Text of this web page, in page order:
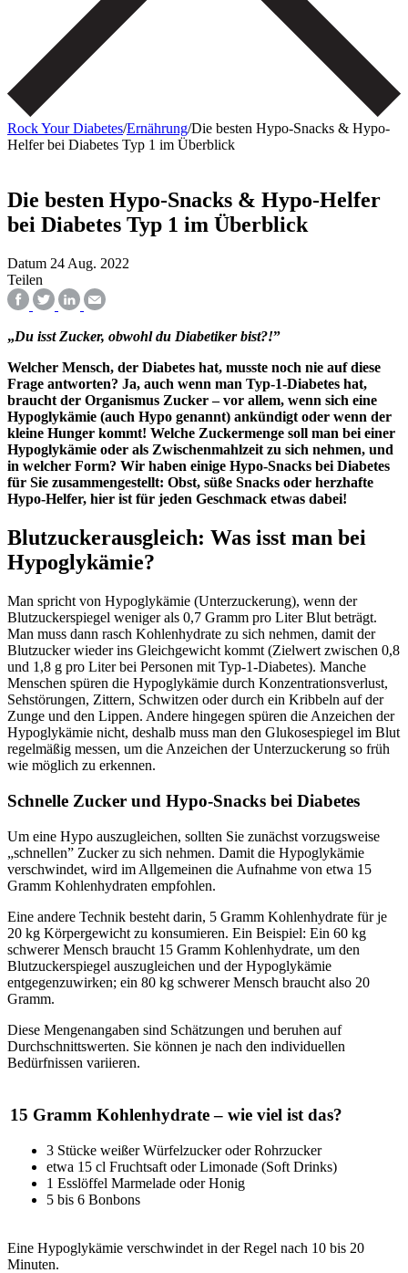
Rock Your Diabetes/Ernährung/Die besten Hypo-Snacks & Hypo-
Helfer bei Diabetes Typ 1 im Überblick
Die besten Hypo-Snacks & Hypo-Helfer
bei Diabetes Typ 1 im Überblick
Datum 24 Aug. 2022
Teilen
„Du isst Zucker, obwohl du Diabetiker bist?!”
Welcher Mensch, der Diabetes hat, musste noch nie auf diese
Frage antworten? Ja, auch wenn man Typ-1-Diabetes hat,
braucht der Organismus Zucker – vor allem, wenn sich eine
Hypoglykämie (auch Hypo genannt) ankündigt oder wenn der
kleine Hunger kommt! Welche Zuckermenge soll man bei einer
Hypoglykämie oder als Zwischenmahlzeit zu sich nehmen, und
in welcher Form? Wir haben einige Hypo-Snacks bei Diabetes
für Sie zusammengestellt: Obst, süße Snacks oder herzhafte
Hypo-Helfer, hier ist für jeden Geschmack etwas dabei!
Blutzuckerausgleich: Was isst man bei
Hypoglykämie?
Man spricht von Hypoglykämie (Unterzuckerung), wenn der
Blutzuckerspiegel weniger als 0,7 Gramm pro Liter Blut beträgt.
Man muss dann rasch Kohlenhydrate zu sich nehmen, damit der
Blutzuckerwieder ins Gleichgewicht kommt (Zielwert zwischen 0,8
und 1,8 g pro Liter bei Personen mit Typ-1-Diabetes). Manche
Menschen spüren die Hypoglykämie durch Konzentrationsverlust,
Sehstörungen, Zittern, Schwitzen oder durch ein Kribbeln auf der
Zunge und den Lippen. Andere hingegen spüren die Anzeichen der
Hypoglykämie nicht, deshalb muss man den Glukosespiegel im Blut
regelmäßig messen, um die Anzeichen der Unterzuckerung so früh
wie möglich zu erkennen.
Schnelle Zucker und Hypo-Snacks bei Diabetes
Um eine Hypo auszugleichen, sollten Sie zunächst vorzugsweise
„schnellen” Zucker zu sich nehmen. Damit die Hypoglykämie
verschwindet, wird im Allgemeinen die Aufnahme von etwa 15
Gramm Kohlenhydraten empfohlen.
Eine andere Technik besteht darin, 5 Gramm Kohlenhydrate für je
20 kg Körpergewicht zu konsumieren. Ein Beispiel: Ein 60 kg
schwerer Mensch braucht 15 Gramm Kohlenhydrate, um den
Blutzuckerspiegel auszugleichen und der Hypoglykämie
entgegenzuwirken; ein 80 kg schwerer Mensch braucht also 20
Gramm.
Diese Mengenangaben sind Schätzungen und beruhen auf
Durchschnittswerten. Sie können je nach den individuellen
Bedürfnissen variieren.
15 Gramm Kohlenhydrate – wie viel ist das?
3 Stücke weißer Würfelzucker oder Rohrzucker
etwa 15 cl Fruchtsaft oder Limonade (Soft Drinks)
1 Esslöffel Marmelade oder Honig
5 bis 6 Bonbons
Eine Hypoglykämie verschwindet in der Regel nach 10 bis 20
Minuten.